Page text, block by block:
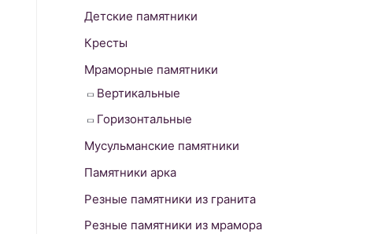
:
Детские памятники
Кресты
Мраморные памятники
Вертикальные
Горизонтальные
Мусульманские памятники
Памятники арка
Резные памятники из гранита
Резные памятники из мрамора